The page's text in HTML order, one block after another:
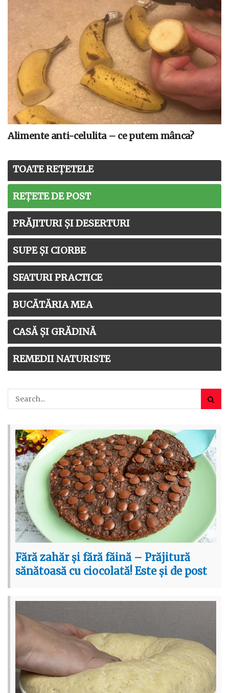
Alimente anti-celulita – ce putem mânca?
TOATE REȚETELE
REȚETE DE POST
PRĂJITURI ȘI DESERTURI
SUPE ȘI CIORBE
SFATURI PRACTICE
BUCĂTĂRIA MEA
CASĂ ȘI GRĂDINĂ
REMEDII NATURISTE
Fără zahăr și fără făină – Prăjitură
sănătoasă cu ciocolată! Este și de post